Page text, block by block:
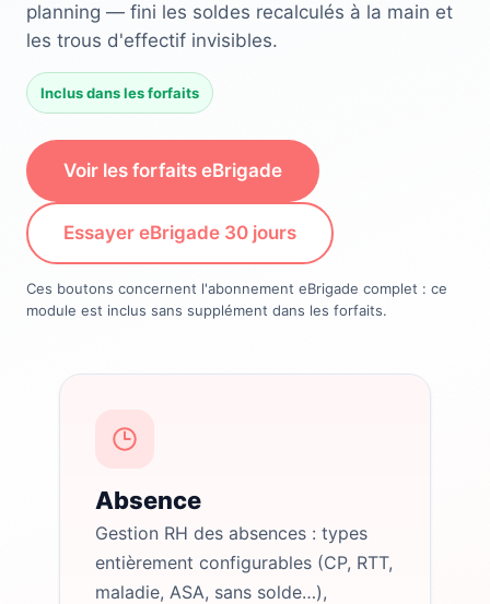
planning — fini les soldes recalculés à la main et
les trous d'effectif invisibles.
Inclus dans les forfaits
Voir les forfaits eBrigade
Essayer eBrigade 30 jours
Ces boutons concernent l'abonnement eBrigade complet : ce
module est inclus sans supplément dans les forfaits.
Absence
Gestion RH des absences : types
entièrement configurables (CP, RTT,
maladie, ASA, sans solde…),